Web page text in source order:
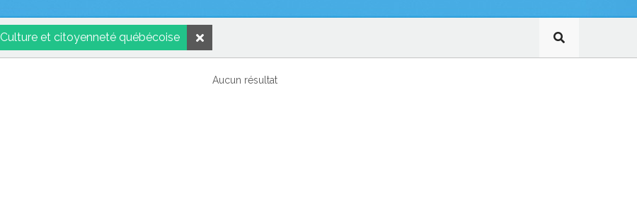
Culture et citoyenneté québécoise
Aucun résultat